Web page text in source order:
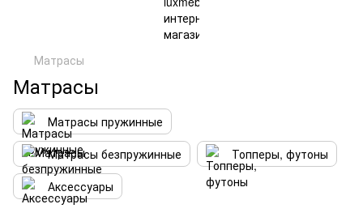
Матрасы
Матрасы
Матрасы пружинные
Матрасы безпружинные
Топперы, футоны
Аксессуары